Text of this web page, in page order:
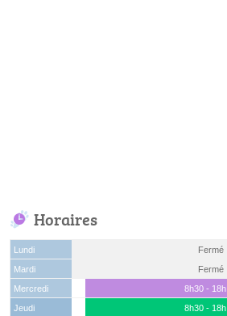
Horaires
Lundi
Fermé
Mardi
Fermé
Mercredi
8h30 - 18h
Jeudi
8h30 - 18h